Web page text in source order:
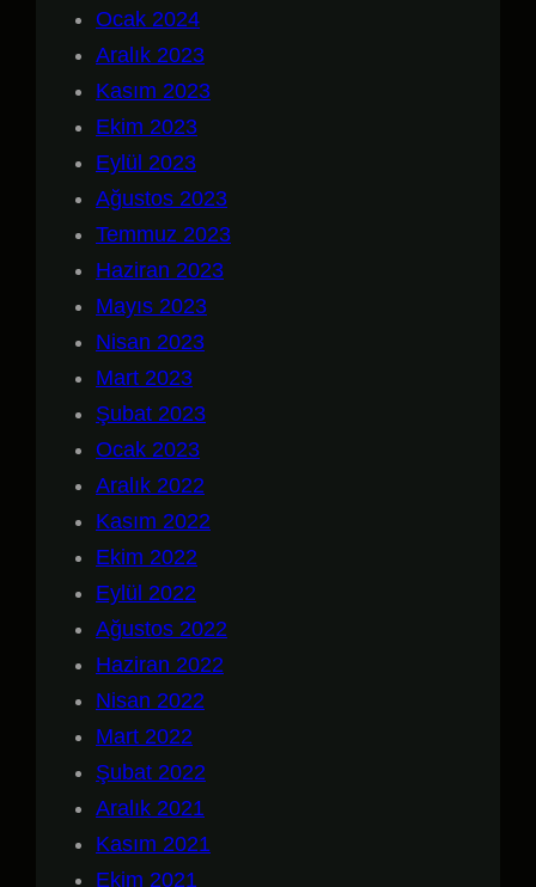
Ocak 2024
Aralık 2023
Kasım 2023
Ekim 2023
Eylül 2023
Ağustos 2023
Temmuz 2023
Haziran 2023
Mayıs 2023
Nisan 2023
Mart 2023
Şubat 2023
Ocak 2023
Aralık 2022
Kasım 2022
Ekim 2022
Eylül 2022
Ağustos 2022
Haziran 2022
Nisan 2022
Mart 2022
Şubat 2022
Aralık 2021
Kasım 2021
Ekim 2021